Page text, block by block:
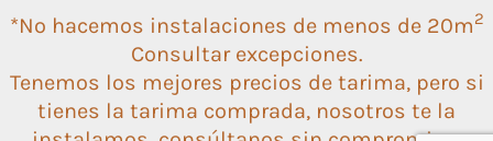
*No hacemos instalaciones de menos de 20m2
Consultar excepciones.
Tenemos los mejores precios de tarima, pero si
tienes la tarima comprada, nosotros te la